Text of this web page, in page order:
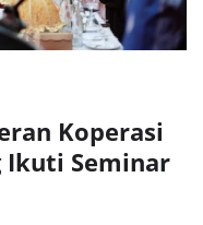
Koperasi
Ikuti Seminar